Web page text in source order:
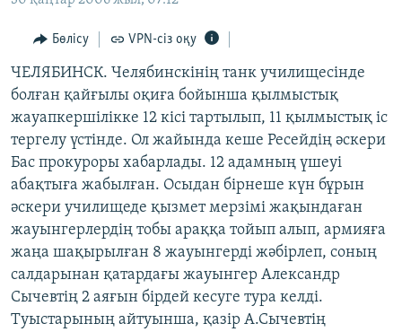
Skip
Search
ӘЛЕУМЕТ
ӘЛЕМ
АРНАЙЫ ЖОБАЛАР
Русский
ЖАЗЫЛЫҢЫЗ
Басқа тілдерде
Бөлісу VPN-сіз оқу
ЧЕЛЯБИНСК. Челябинскінің танк училищесінде
болған қайғылы оқиға бойынша қылмыстық
жауапкершілікке 12 кісі тартылып, 11 қылмыстық іс
тергелу үстінде. Ол жайында кеше Ресейдің әскери
Бас прокуроры хабарлады. 12 адамның үшеуі
абақтыға жабылған. Осыдан бірнеше күн бұрын
әскери училищеде қызмет мерзімі жақындаған
жауынгерлердің тобы араққа тойып алып, армияға
жаңа шақырылған 8 жауынгерді жәбірлеп, соның
салдарынан қатардағы жауынгер Александр
Сычевтің 2 аяғын бірдей кесуге тура келді.
Туыстарының айтуынша, қазір А.Сычевтің